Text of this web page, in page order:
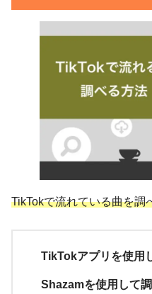
TikTokで流れている曲を調
TikTokアプリを使用
Shazamを使用して